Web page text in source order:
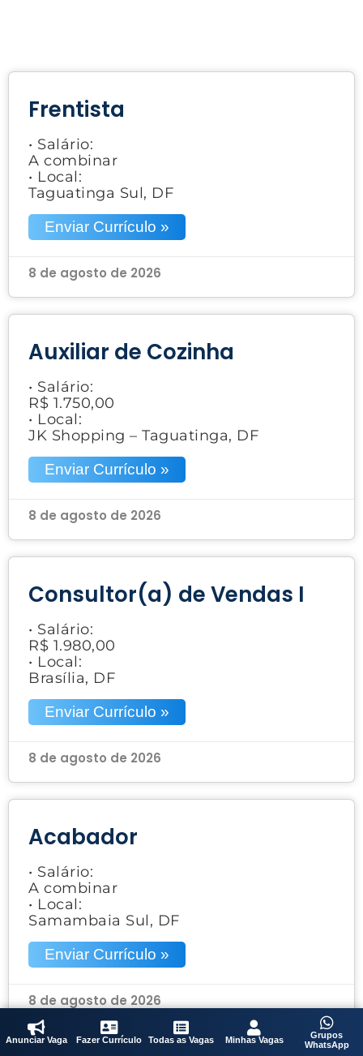
Frentista
• Salário:
A combinar
• Local:
Taguatinga Sul, DF
Enviar Currículo »
8 de agosto de 2026
Auxiliar de Cozinha
• Salário:
R$ 1.750,00
• Local:
JK Shopping – Taguatinga, DF
Enviar Currículo »
8 de agosto de 2026
Consultor(a) de Vendas I
• Salário:
R$ 1.980,00
• Local:
Brasília, DF
Enviar Currículo »
8 de agosto de 2026
Acabador
• Salário:
A combinar
• Local:
Samambaia Sul, DF
Enviar Currículo »
8 de agosto de 2026
Anunciar Vaga Fazer Currículo Todas as Vagas Minhas Vagas
Grupos
WhatsApp